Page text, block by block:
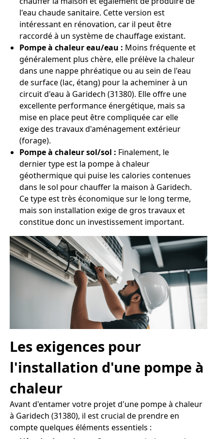
l'eau chaude sanitaire. Cette version est
intéressant en rénovation, car il peut être
raccordé à un système de chauffage existant.
Pompe à chaleur eau/eau : Moins fréquente et
généralement plus chère, elle prélève la chaleur
dans une nappe phréatique ou au sein de l'eau
de surface (lac, étang) pour la acheminer à un
circuit d'eau à Garidech (31380). Elle offre une
excellente performance énergétique, mais sa
mise en place peut être compliquée car elle
exige des travaux d'aménagement extérieur
(forage).
Pompe à chaleur sol/sol : Finalement, le
dernier type est la pompe à chaleur
géothermique qui puise les calories contenues
dans le sol pour chauffer la maison à Garidech.
Ce type est très économique sur le long terme,
mais son installation exige de gros travaux et
constitue donc un investissement important.
Les exigences pour
l'installation d'une pompe à
chaleur
Avant d'entamer votre projet d'une pompe à chaleur
à Garidech (31380), il est crucial de prendre en
compte quelques éléments essentiels :